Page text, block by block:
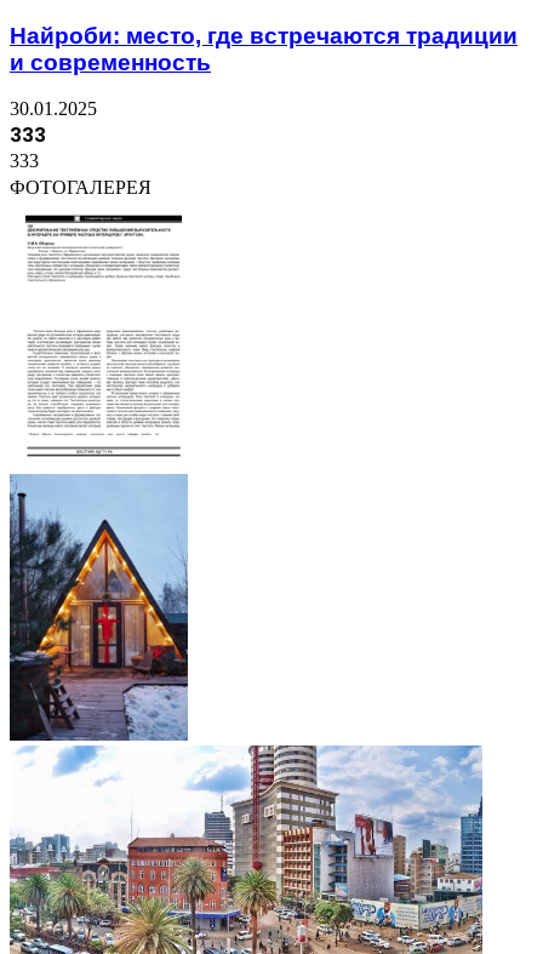
Найроби: место, где встречаются традиции
и современность
30.01.2025
333
333
ФОТОГАЛЕРЕЯ